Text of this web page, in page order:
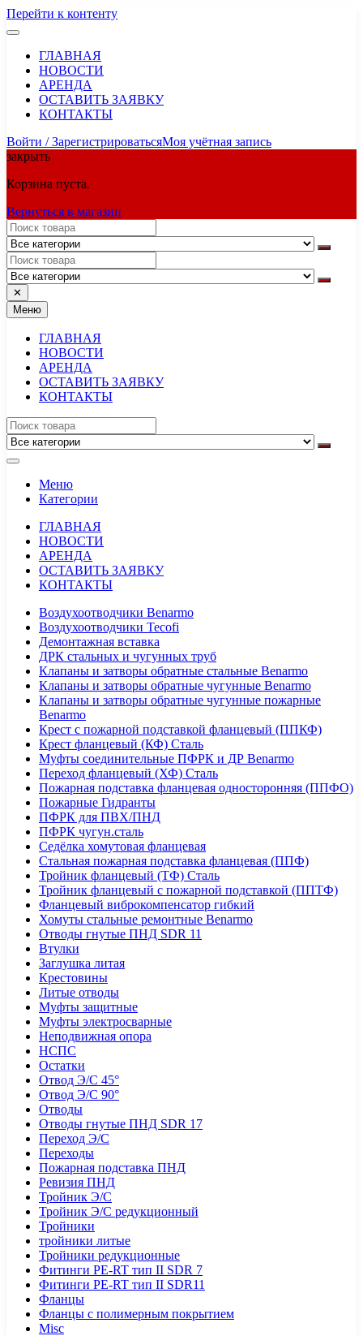
Перейти к контенту
ГЛАВНАЯ
НОВОСТИ
АРЕНДА
ОСТАВИТЬ ЗАЯВКУ
КОНТАКТЫ
Войти / ЗарегистрироватьсяМоя учётная запись
закрыть
Корзина пуста.
Вернуться в магазин
✕
Меню
ГЛАВНАЯ
НОВОСТИ
АРЕНДА
ОСТАВИТЬ ЗАЯВКУ
КОНТАКТЫ
Меню
Категории
ГЛАВНАЯ
НОВОСТИ
АРЕНДА
ОСТАВИТЬ ЗАЯВКУ
КОНТАКТЫ
Воздухоотводчики Benarmo
Воздухоотводчики Tecofi
Демонтажная вставка
ДРК стальных и чугунных труб
Клапаны и затворы обратные стальные Benarmo
Клапаны и затворы обратные чугунные Benarmo
Клапаны и затворы обратные чугунные пожарные
Benarmo
Крест с пожарной подставкой фланцевый (ППКФ)
Крест фланцевый (КФ) Сталь
Муфты соединительные ПФРК и ДР Benarmo
Переход фланцевый (ХФ) Сталь
Пожарная подставка фланцевая односторонняя (ППФО)
Пожарные Гидранты
ПФРК для ПВХ/ПНД
ПФРК чугун.сталь
Седёлка хомутовая фланцевая
Стальная пожарная подставка фланцевая (ППФ)
Тройник фланцевый (ТФ) Сталь
Тройник фланцевый с пожарной подставкой (ППТФ)
Фланцевый виброкомпенсатор гибкий
Хомуты стальные ремонтные Benarmo
Отводы гнутые ПНД SDR 11
Втулки
Заглушка литая
Крестовины
Литые отводы
Муфты защитные
Муфты электросварные
Неподвижная опора
НСПС
Остатки
Отвод Э/С 45°
Отвод Э/С 90°
Отводы
Отводы гнутые ПНД SDR 17
Переход Э/С
Переходы
Пожарная подставка ПНД
Ревизия ПНД
Тройник Э/С
Тройник Э/С редукционный
Тройники
тройники литые
Тройники редукционные
Фитинги PE-RT тип II SDR 7
Фитинги PE-RT тип II SDR11
Фланцы
Фланцы с полимерным покрытием
Misc